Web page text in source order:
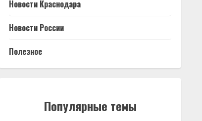
Новости Краснодара
Новости России
Полезное
Популярные темы